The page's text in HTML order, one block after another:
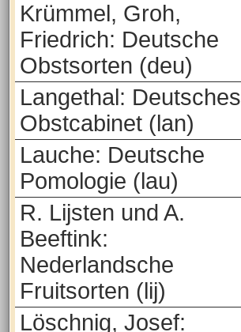
Krümmel, Groh,
Friedrich: Deutsche
Obstsorten (deu)
Langethal: Deutsches
Obstcabinet (lan)
Lauche: Deutsche
Pomologie (lau)
R. Lijsten und A.
Beeftink:
Nederlandsche
Fruitsorten (lij)
Löschnig, Josef: